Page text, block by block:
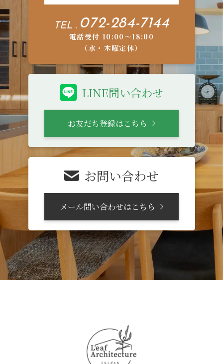
TEL . 072-284-7144
電話受付 10:00〜18:00
（水・木曜定休）
LINE問い合わせ
お友だち登録はこちら
お問い合わせ
メール問い合わせはこちら